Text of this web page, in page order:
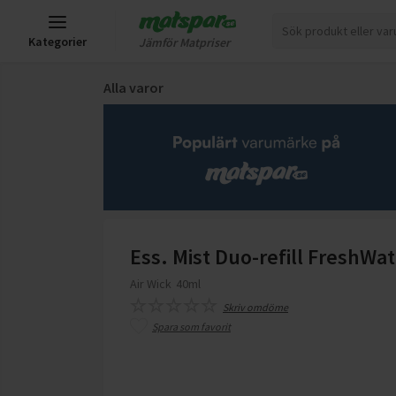
Kategorier Jämför Matpriser
Alla varor
Ess. Mist Duo-refill
Air Wick 40ml
Skriv omdöme
Spara som favorit